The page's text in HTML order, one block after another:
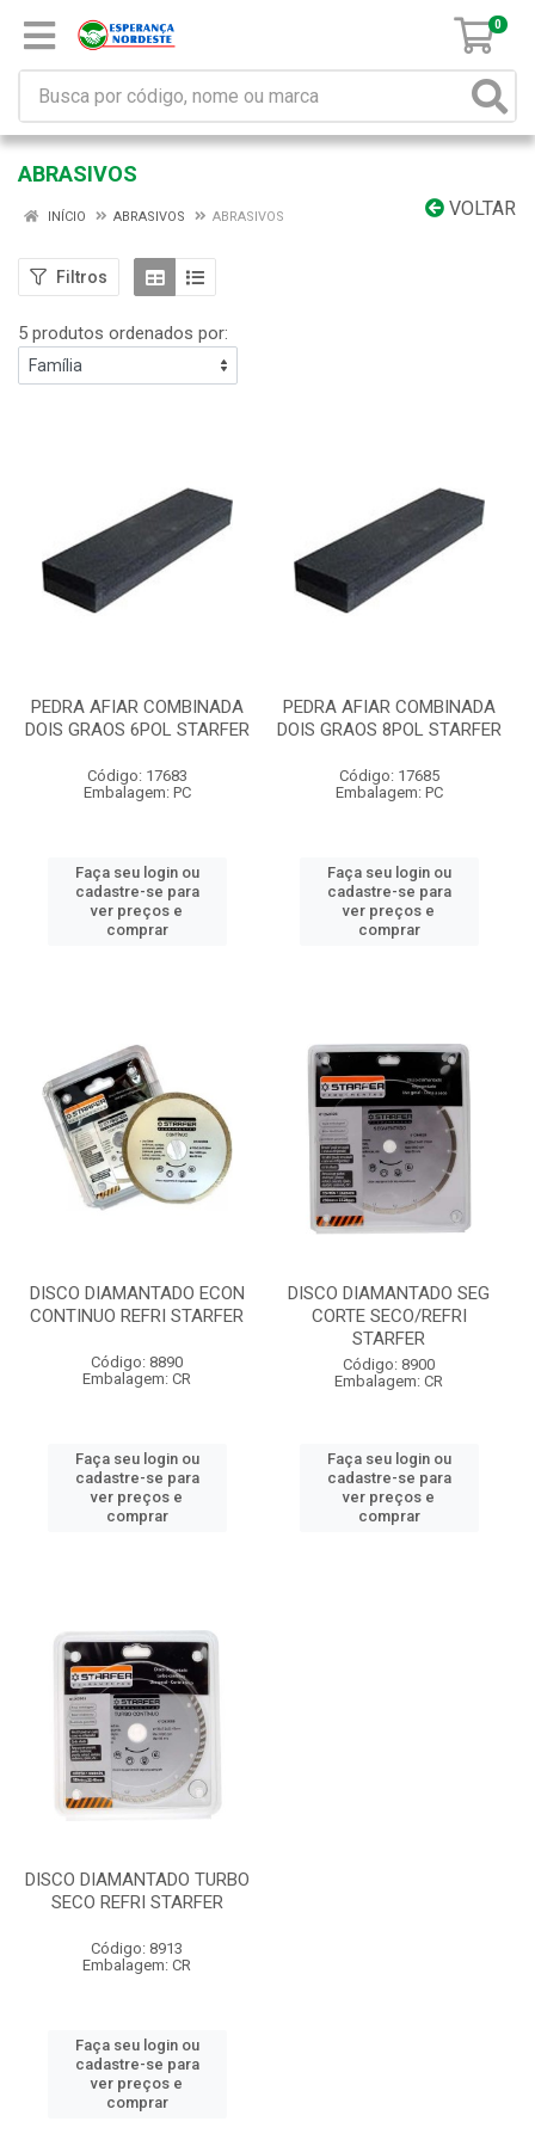
0
ABRASIVOS
VOLTAR
INÍCIO ABRASIVOS ABRASIVOS
Filtros
5 produtos ordenados por:
PEDRA AFIAR COMBINADA
DOIS GRAOS 6POL STARFER
Código: 17683
Embalagem: PC
Faça seu login ou
cadastre-se para
ver preços e
comprar
PEDRA AFIAR COMBINADA
DOIS GRAOS 8POL STARFER
Código: 17685
Embalagem: PC
Faça seu login ou
cadastre-se para
ver preços e
comprar
DISCO DIAMANTADO ECON
CONTINUO REFRI STARFER
Código: 8890
Embalagem: CR
Faça seu login ou
cadastre-se para
ver preços e
comprar
DISCO DIAMANTADO SEG
CORTE SECO/REFRI
STARFER
Código: 8900
Embalagem: CR
Faça seu login ou
cadastre-se para
ver preços e
comprar
DISCO DIAMANTADO TURBO
SECO REFRI STARFER
Código: 8913
Embalagem: CR
Faça seu login ou
cadastre-se para
ver preços e
comprar